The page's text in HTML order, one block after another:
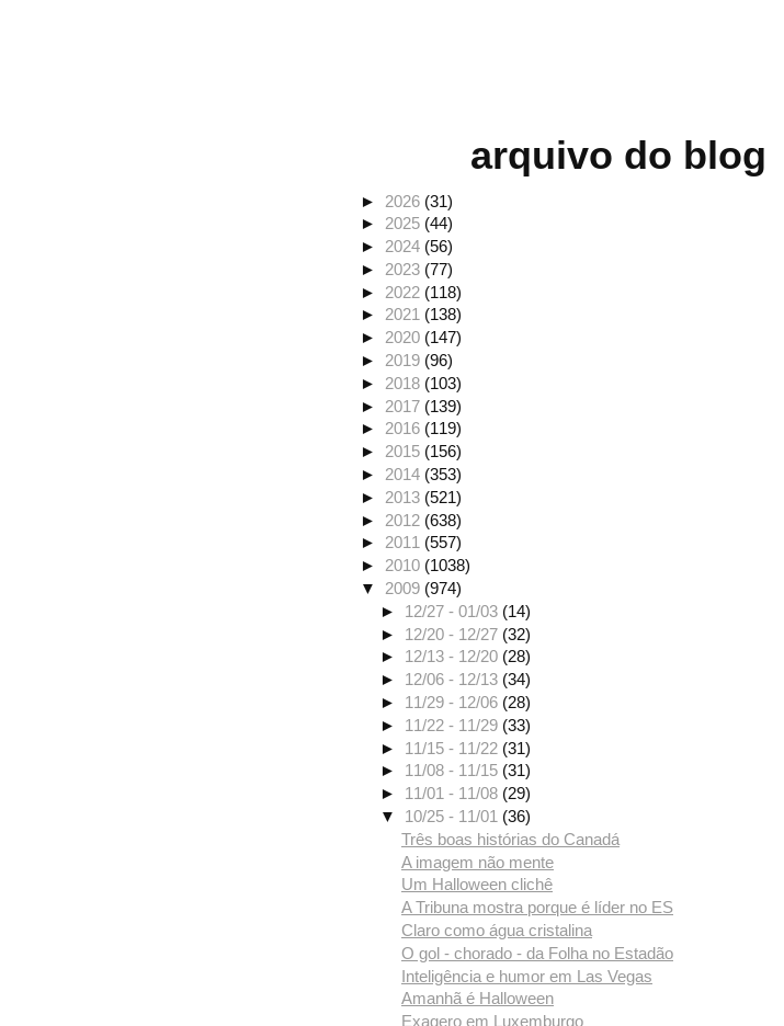
arquivo do blog
► 2026 (31)
► 2025 (44)
► 2024 (56)
► 2023 (77)
► 2022 (118)
►2021 (138)
► 2020 (147)
► 2019 (96)
► 2018 (103)
► 2017 (139)
►2016 (119)
► 2015 (156)
► 2014 (353)
► 2013 (521)
► 2012 (638)
►2011 (557)
► 2010 (1038)
▼ 2009 (974)
► 12/27 - 01/03 (14)
► 12/20 - 12/27 (32)
► 12/13 - 12/20 (28)
► 12/06 - 12/13 (34)
► 11/29 - 12/06 (28)
► 11/22 - 11/29 (33)
► 11/15 - 11/22 (31)
► 11/08 - 11/15 (31)
► 11/01 - 11/08 (29)
▼ 10/25 - 11/01 (36)
Três boas histórias do Canadá
A imagem não mente
Um Halloween clichê
A Tribuna mostra porque é líder no ES
Claro como água cristalina
O gol - chorado - da Folha no Estadão
Inteligência e humor em Las Vegas
Amanhã é Halloween
Exagero em Luxemburgo